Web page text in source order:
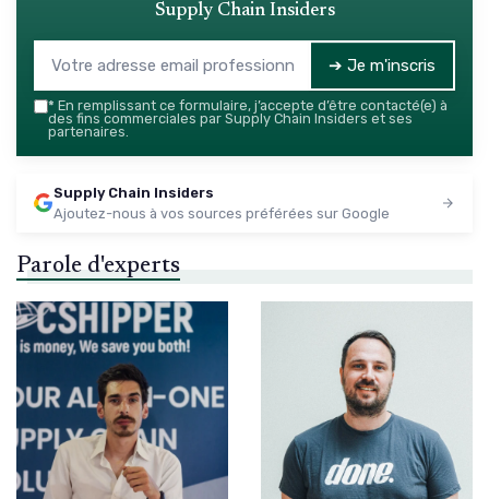
Supply Chain Insiders
➔ Je m'inscris
* En remplissant ce formulaire, j’accepte d’être contacté(e) à
des fins commerciales par Supply Chain Insiders et ses
partenaires.
Supply Chain Insiders
Ajoutez-nous à vos sources préférées sur Google
Parole d'experts